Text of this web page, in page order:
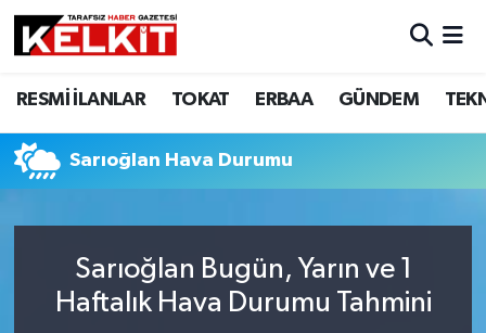
RESMİ İLANLAR TOKAT ERBAA GÜNDEM
Sarıoğlan Hava Durumu
Sarıoğlan Bugün, Yarın ve 1
Haftalık Hava Durumu Tahmini